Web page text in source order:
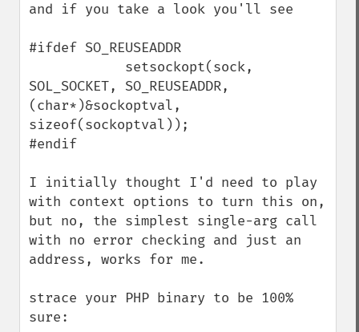
and if you take a look you'll see
#ifdef SO_REUSEADDR
SOL_SOCKET, SO_REUSEADDR,
(char*)&sockoptval,
sizeof(sockoptval));
#endif
I initially thought I'd need to play
with context options to turn this on,
but no, the simplest single-arg call
with no error checking and just an
address, works for me.
strace your PHP binary to be 100%
sure: